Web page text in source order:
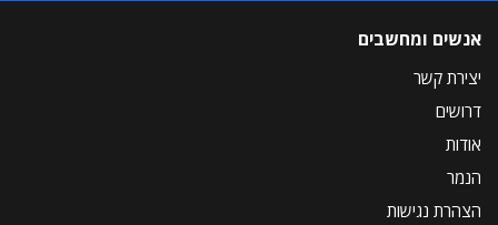
אנשים ומחשבים
יצירת קשר
דרושים
אודות
הנמר
הצהרת נגישות